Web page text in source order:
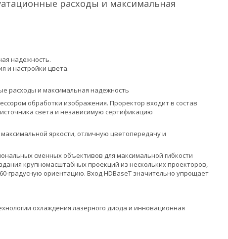
расходы и максимальная
надежность.
и настройки цвета.
расходы и максимальная надежность
обработки изображения. Проректор входит в состав
света и независимую сертификацию
яркости, отличную цветопередачу и
сменных объективов для максимальной гибкости
крупномасштабных проекций из нескольких проекторов,
градусную ориентацию. Вход HDBaseT значительно упрощает
охлаждения лазерного диода и инновационная